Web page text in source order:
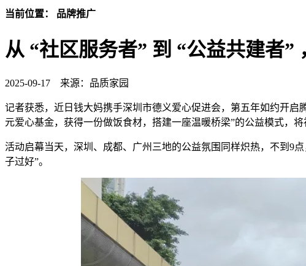
当前位置： 品牌推广
从 “社区服务者” 到 “公益共建者
2025-09-17 来源：品质家园
记者获悉，近日钱大妈携手深圳市德义爱心促进会，第五年如约开启
元爱心基金，获得一份做饭食材，搭建一座温暖桥梁”的公益模式，
活动启幕当天，深圳、成都、广州三地的公益氛围同样炽热，不到9
子过好”。